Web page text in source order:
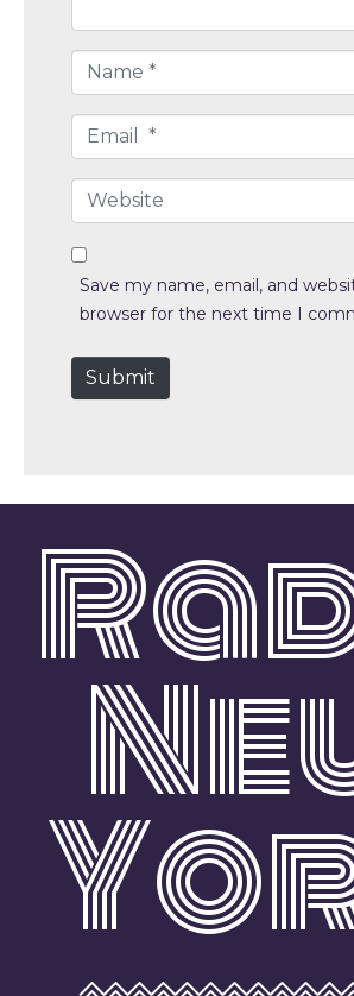
a
m
*
m
a
*
W
e
b
e
Save my name, email, and
browser for the next time I
Submit